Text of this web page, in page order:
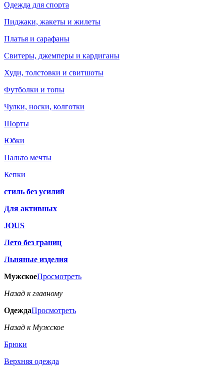
Одежда для спорта
Пиджаки, жакеты и жилеты
Платья и сарафаны
Свитеры, джемперы и кардиганы
Худи, толстовки и свитшоты
Футболки и топы
Чулки, носки, колготки
Шорты
Юбки
Пальто мечты
Кепки
стиль без усилий
Для активных
JOUS
Лето без границ
Льняные изделия
МужскоеПросмотреть
Назад к главному
ОдеждаПросмотреть
Назад к Мужское
Брюки
Верхняя одежда